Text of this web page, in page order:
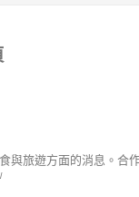
與旅遊方面的消息。合